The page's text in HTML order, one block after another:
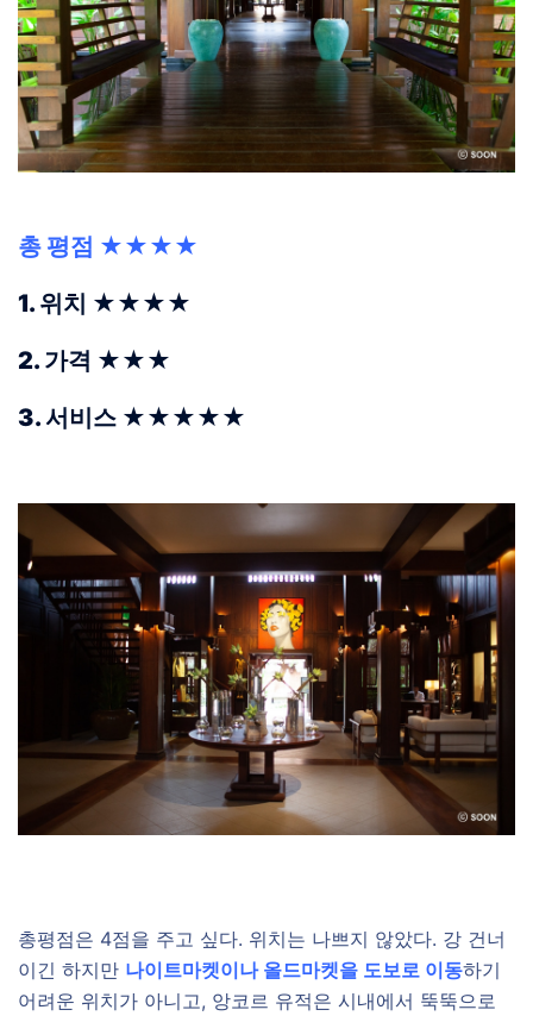
총 평점 ★★★★
1. 위치 ★★★★
2. 가격 ★★★
3. 서비스 ★★★★★
총평점은 4점을 주고 싶다. 위치는 나쁘지 않았다. 강 건너
이긴 하지만 나이트마켓이나 올드마켓을 도보로 이동하기
어려운 위치가 아니고, 앙코르 유적은 시내에서 뚝뚝으로